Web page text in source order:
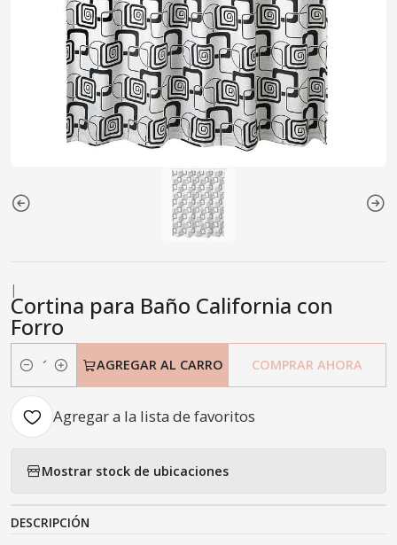
|
Cortina para Baño California con
Forro
Cantidad
AGREGAR AL CARRO COMPRAR AHORA
Agregar a la lista de favoritos
Mostrar stock de ubicaciones
DESCRIPCIÓN